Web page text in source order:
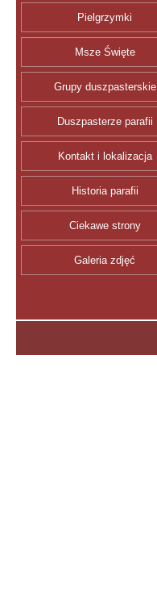
Pielgrzymki
Msze Święte
Grupy duszpasterskie
Duszpasterze parafii
Kontakt i lokalizacja
Historia parafii
Ciekawe strony
Galeria zdjęć